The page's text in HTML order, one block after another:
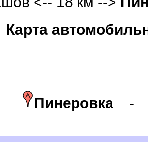
Карта
Пинеровка